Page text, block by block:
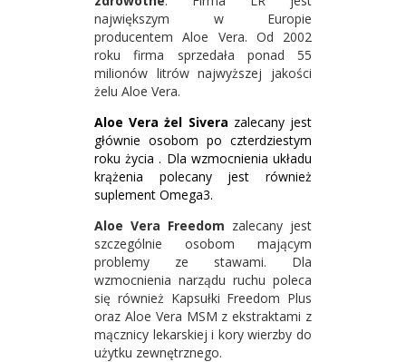
największym w Europie
producentem Aloe Vera. Od 2002
roku firma sprzedała ponad 55
milionów litrów najwyższej jakości
żelu Aloe Vera.
Aloe Vera żel Sivera zalecany jest
głównie osobom po czterdziestym
roku życia . Dla wzmocnienia układu
krążenia polecany jest również
suplement Omega3.
Aloe Vera Freedom zalecany jest
szczególnie osobom mającym
problemy ze stawami. Dla
wzmocnienia narządu ruchu poleca
się również Kapsułki Freedom Plus
oraz Aloe Vera MSM z ekstraktami z
mącznicy lekarskiej i kory wierzby do
użytku zewnętrznego.